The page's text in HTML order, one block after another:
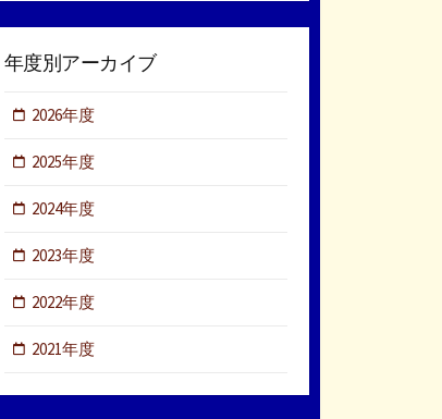
年度別アーカイブ
2026年度
2025年度
2024年度
2023年度
2022年度
2021年度